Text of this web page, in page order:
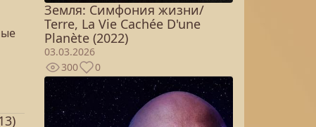
Земля: Симфония жизни/
Terre, La Vie Cachée D'une
Planète (2022)
03.03.2026
300
0